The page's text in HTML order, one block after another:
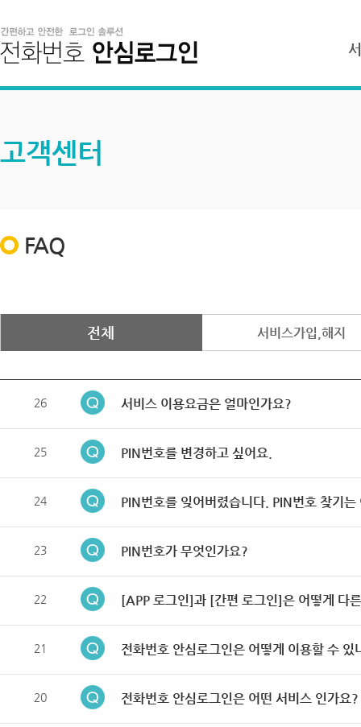
고객센터
FAQ
전체 서비스가입,해지
26 서비스 이용요금은 얼마인가요?
25 PIN번호를 변경하고 싶어요.
24 PIN번호를 잊어버렸습니다. PIN번호 찾기는
23 PIN번호가 무엇인가요?
22 [APP 로그인]과 [간편 로그인]은 어떻게 다
21 전화번호 안심로그인은 어떻게 이용할 수 있
20 전화번호 안심로그인은 어떤 서비스 인가요?